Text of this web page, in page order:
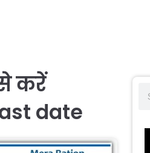
करें
date